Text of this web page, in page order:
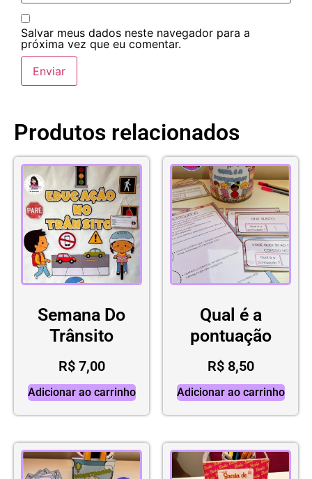
Salvar meus dados neste navegador para a
próxima vez que eu comentar.
Produtos relacionados
Semana Do
Trânsito
R$7,00
Adicionar ao carrinho
Qual é a
pontuação
R$8,50
Adicionar ao carrinho